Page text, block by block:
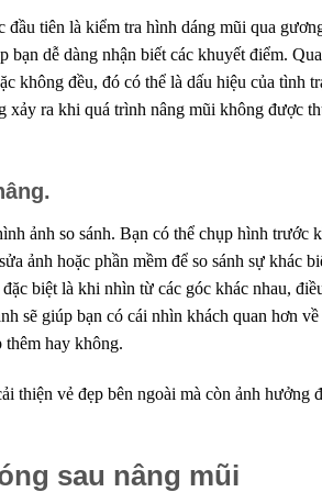
đầu tiên là kiểm tra hình dáng mũi qua
dễ dàng nhận biết các khuyết điểm.
không đều, đó có thể là dấu hiệu của tình
xảy ra khi quá trình nâng mũi không được
ảnh so sánh. Bạn có thể chụp hình trước
ảnh hoặc phần mềm để so sánh sự khác
biệt là khi nhìn từ các góc khác nhau,
sẽ giúp bạn có cái nhìn khách quan hơn
thêm hay không.
thiện vẻ đẹp bên ngoài mà còn ảnh hưởng
sau nâng mũi